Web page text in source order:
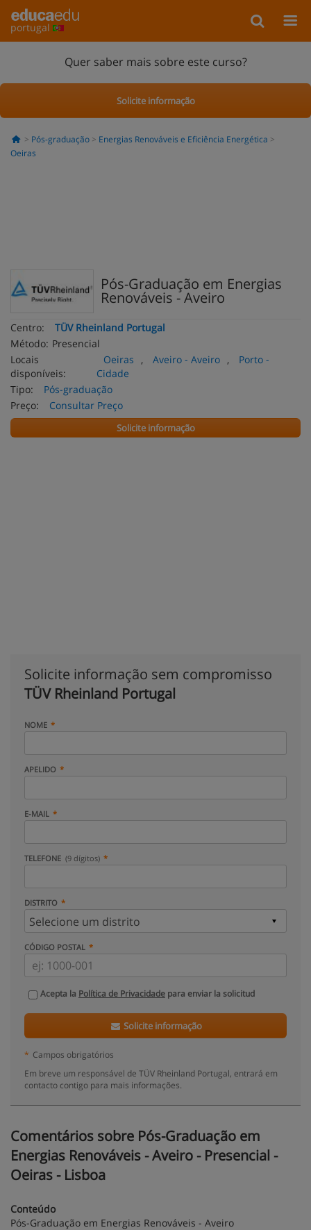
portugal
Quer saber mais sobre este curso?
Solicite informação
Pós-graduação
Energias Renováveis e Eficiência Energética
Oeiras
Pós-Graduação em Energias
Renováveis - Aveiro
Centro:
TÜV Rheinland Portugal
Método: Presencial
Locais
disponíveis:
Oeiras , Aveiro - Aveiro ,
Porto -
Cidade
Tipo:
Pós-graduação
Preço:
Consultar Preço
Solicite informação
Solicite informação sem compromisso
TÜV Rheinland Portugal
NOME
APELIDO
E-MAIL
TELEFONE (9 dígitos)
DISTRITO
CÓDIGO POSTAL
Acepta la Política de Privacidade para enviar la solicitud
Solicite informação
* Campos obrigatórios
Em breve um responsável de TÜV Rheinland Portugal, entrará em
contacto contigo para mais informações.
Comentários sobre Pós-Graduação em
Energias Renováveis - Aveiro - Presencial -
Oeiras - Lisboa
Conteúdo
Pós-Graduação em Energias Renováveis - Aveiro